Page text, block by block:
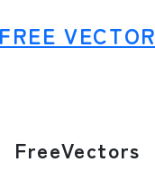
FREE VECTOR
FreeVectors